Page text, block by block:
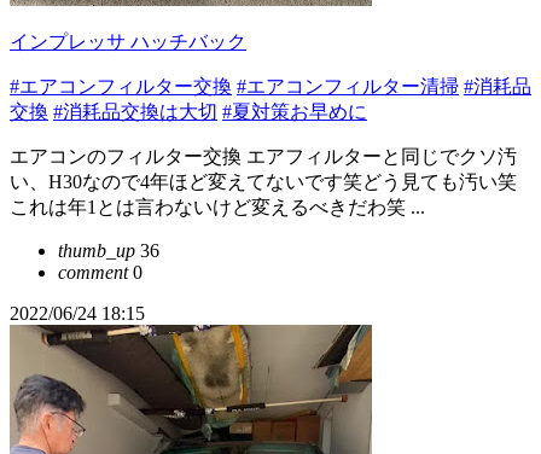
インプレッサ ハッチバック
#エアコンフィルター交換 #エアコンフィルター清掃 #消耗品
交換 #消耗品交換は大切 #夏対策お早めに
エアコンのフィルター交換 エアフィルターと同じでクソ汚
い、H30なので4年ほど変えてないです笑どう見ても汚い笑
これは年1とは言わないけど変えるべきだわ笑 ...
thumb_up 36
comment0
2022/06/24 18:15